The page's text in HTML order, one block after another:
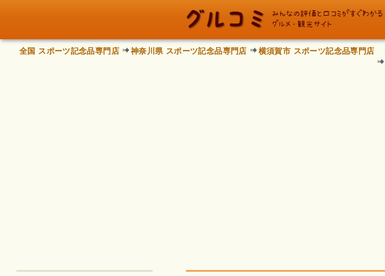
全国 スポーツ記念品専門店 神奈川県 スポーツ記念品専門店
横須賀市 スポーツ記念品専門店